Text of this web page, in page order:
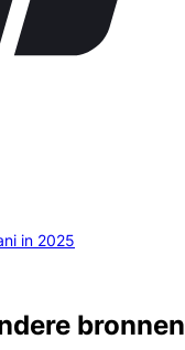
in 2025
bronnen